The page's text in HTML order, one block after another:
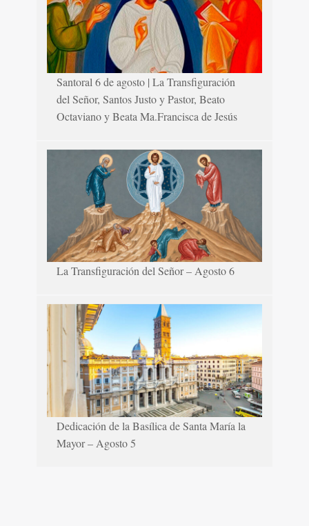
Santoral 6 de agosto | La Transfiguración
del Señor, Santos Justo y Pastor, Beato
Octaviano y Beata Ma.Francisca de Jesús
La Transfiguración del Señor – Agosto 6
Dedicación de la Basílica de Santa María la
Mayor – Agosto 5